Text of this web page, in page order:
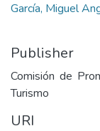
García, Miguel
Publisher
Comisión de
Turismo
URI